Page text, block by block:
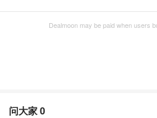
Dealmoon may be paid when users
问大家0